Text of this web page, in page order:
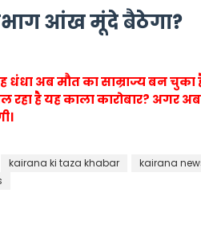
आंख मूंदे बैठेगा?
अब मौत का साम्राज्य बन चुका
है यह काला कारोबार? अगर अब
kairana ki taza khabar kairana